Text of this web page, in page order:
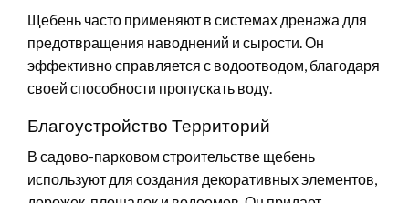
Щебень часто применяют в системах дренажа для
предотвращения наводнений и сырости. Он
эффективно справляется с водоотводом, благодаря
своей способности пропускать воду.
Благоустройство Территорий
В садово-парковом строительстве щебень
используют для создания декоративных элементов,